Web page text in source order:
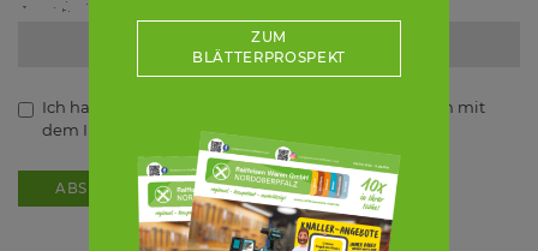
ZUM
BLÄTTERPROSPEKT
Ich habe die
gelesen und bin mit
dem Inhalt einverstanden.
ABSENDEN